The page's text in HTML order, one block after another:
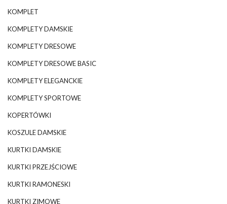
KOMPLET
KOMPLETY DAMSKIE
KOMPLETY DRESOWE
KOMPLETY DRESOWE BASIC
KOMPLETY ELEGANCKIE
KOMPLETY SPORTOWE
KOPERTÓWKI
KOSZULE DAMSKIE
KURTKI DAMSKIE
KURTKI PRZEJŚCIOWE
KURTKI RAMONESKI
KURTKI ZIMOWE